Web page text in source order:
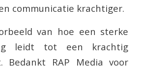
communicatie krachtiger.
van hoe een sterke
leidt tot een krachtig
Bedankt RAP Media voor